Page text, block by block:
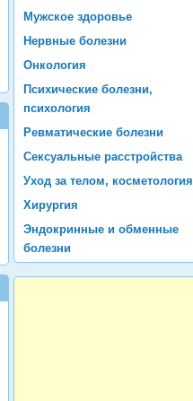
Мужское здоровье
Нервные болезни
Онкология
Психические болезни,
психология
Ревматические болезни
Сексуальные расстройства
Уход за телом, косметология
Хирургия
Эндокринные и обменные
болезни